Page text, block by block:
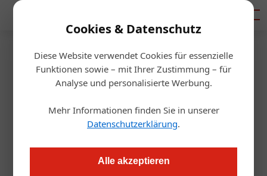
Cookies & Datenschutz
Diese Website verwendet Cookies für essenzielle
Funktionen sowie – mit Ihrer Zustimmung – für
Analyse und personalisierte Werbung.
Mehr Informationen finden Sie in unserer
Datenschutzerklärung.
Alle akzeptieren
Startseite/Handel & Hersteller
Karriere
Darbo: Neue Marketingleiterin
14.03.2024, 14:37 Uhr